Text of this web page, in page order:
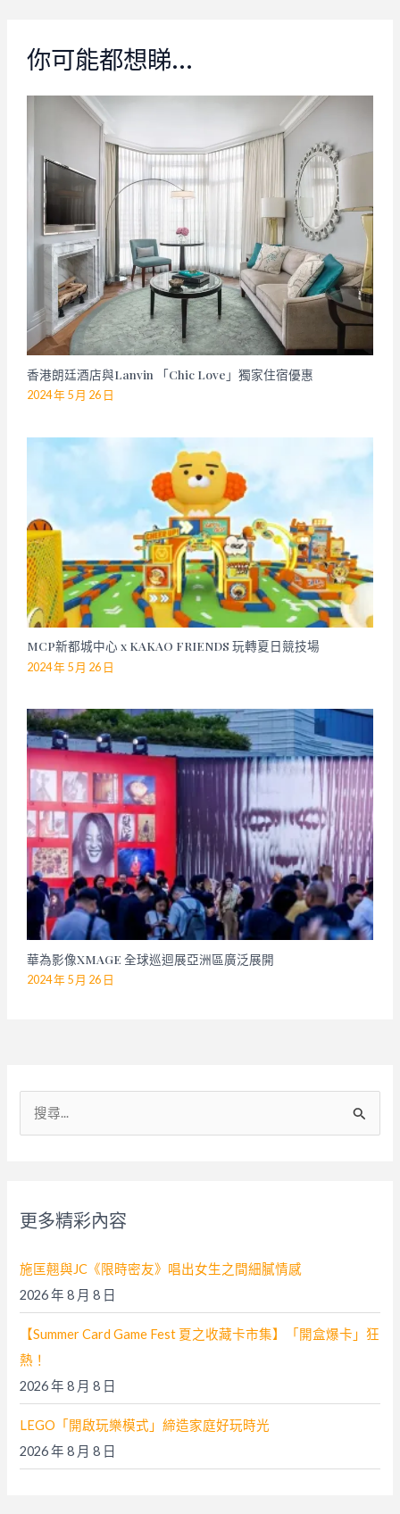
你可能都想睇…
香港朗廷酒店與Lanvin 「Chic Love」獨家住宿優惠
2024 年 5 月 26 日
MCP新都城中心 x KAKAO FRIENDS 玩轉夏日競技場
2024 年 5 月 26 日
華為影像XMAGE 全球巡迴展亞洲區廣泛展開
2024 年 5 月 26 日
:
更多精彩內容
施匡翹與JC《限時密友》唱出女生之間細膩情感
2026 年 8 月 8 日
【Summer Card Game Fest 夏之收藏卡市集】「開盒爆卡」狂
熱！
2026 年 8 月 8 日
LEGO「開啟玩樂模式」締造家庭好玩時光
2026 年 8 月 8 日